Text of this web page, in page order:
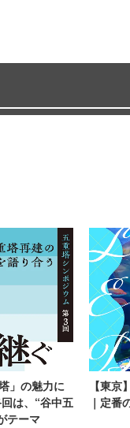
」の魅力に
は、“谷中五
テーマ
【東
｜定番